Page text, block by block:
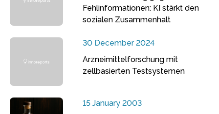
Fehlinformationen: KI stärkt den
sozialen Zusammenhalt
30 December 2024
Arzneimittelforschung mit
zellbasierten Testsystemen
15 January 2003